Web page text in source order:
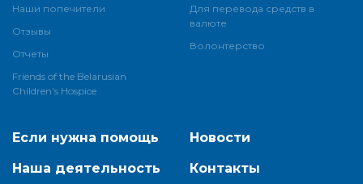
Наши попечители
Отзывы
Отчеты
Friends of the Belarusian
Children’s Hospice
Для перевода средств в
валюте
Волонтерство
Если нужна помощь
Наша деятельность
Новости
Контакты